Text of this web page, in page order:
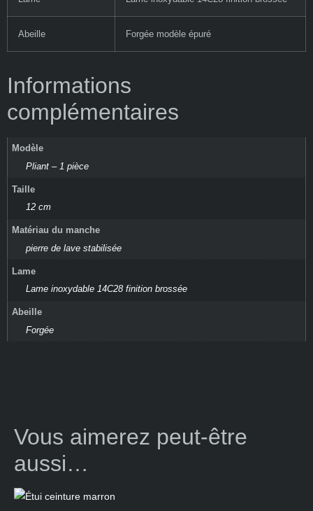
Abeille Forgée modèle épuré
Informations
complémentaires
Modèle
Pliant – 1 pièce
Taille
12 cm
Matériau du manche
pierre de lave stabilisée
Lame
Lame inoxydable 14C28 finition brossée
Abeille
Forgée
Vous aimerez peut-être
aussi…